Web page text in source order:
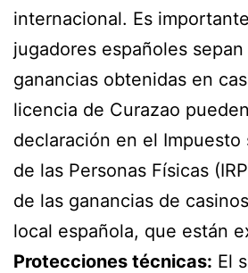
internacional. Es
jugadores españoles
ganancias obtenidas en
licencia de Curazao
declaración en el Impuesto
de las Personas Físicas
de las ganancias de
local española, que están
Protecciones técnicas: El